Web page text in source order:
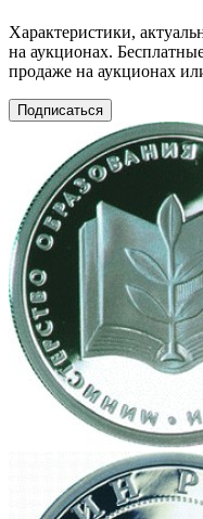
Характеристики,
на аукционах.
продаже на аукционах
Подписаться